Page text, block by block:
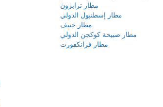
مطار ترابزون
مطار إسطنبول الدولي
مطار جنيف
مطار صبيحة كوكجن الدولي
مطار فرانكفورت